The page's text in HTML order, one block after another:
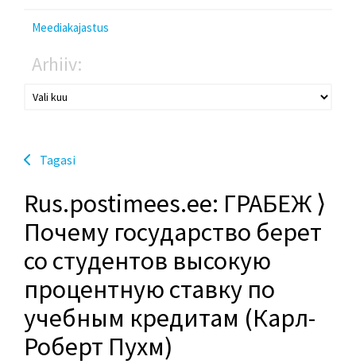
Meediakajastus
Arhiiv:
Tagasi
Rus.postimees.ee: ГРАБЕЖ ⟩
Почему государство берет
со студентов высокую
процентную ставку по
учебным кредитам (Карл-
Роберт Пухм)